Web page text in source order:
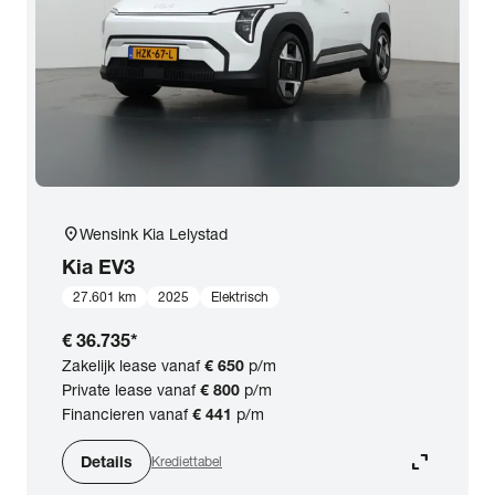
BTW (aftrekbaar) / Marge (BTW niet aftrekbaar) expand_more
Merk & Model
Kia close
Kilometerstand
Staat van de auto
Brandstof
location_onWensink Kia Lelystad
Kia EV3
27.601 km 2025 Elektrisch
€ 36.735*
Zakelijk lease vanaf€ 650 p/m
Private lease vanaf€ 800 p/m
Financieren vanaf€ 441 p/m
Details Krediettabel expand_content